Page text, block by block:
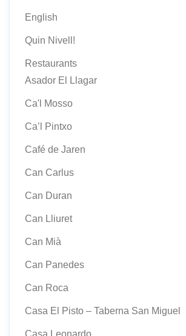
English
Quin Nivell!
Restaurants
Asador El Llagar
Ca'l Mosso
Ca’l Pintxo
Café de Jaren
Can Carlus
Can Duran
Can Lliuret
Can Mià
Can Panedes
Can Roca
Casa El Pisto – Taberna San Miguel
Casa Leonardo